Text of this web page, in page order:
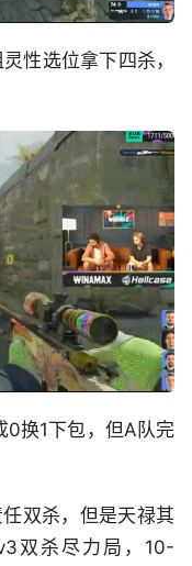
性选位拿下四杀，
0换1下包，但A队完
双杀，但是天禄其
双杀尽力局，10-